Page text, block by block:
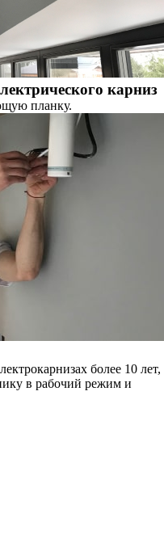
карниз
планку.
более 10 лет,
в рабочий режим и